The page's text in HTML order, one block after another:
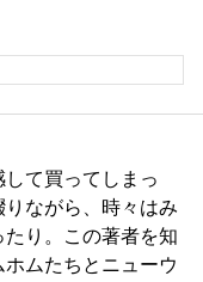
て買ってしまっ
ながら、時々はみ
り。この著者を知
ムたちとニューウ